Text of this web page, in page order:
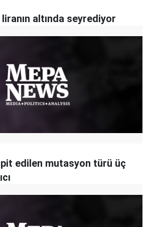
altında seyrediyor
edilen mutasyon türü üç